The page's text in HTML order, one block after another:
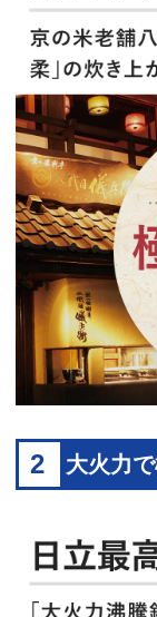
2 大火力